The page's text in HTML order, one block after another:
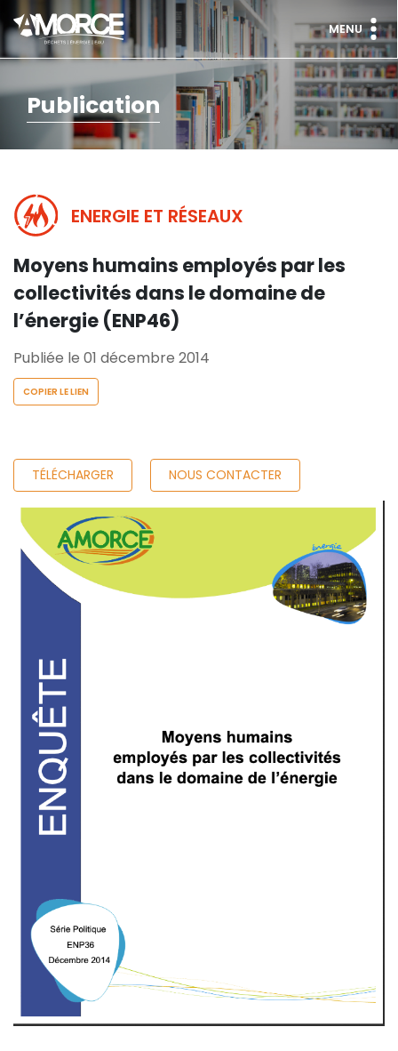
MENU
Publication
ENERGIE ET RÉSEAUX
Moyens humains employés par les
collectivités dans le domaine de
l’énergie (ENP46)
Publiée le 01 décembre 2014
COPIER LE LIEN
TÉLÉCHARGER NOUS CONTACTER